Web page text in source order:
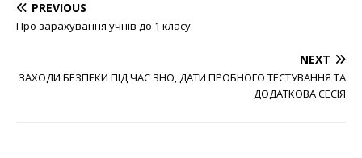
PREVIOUS
Про зарахування учнів до 1 класу
NEXT
ЗАХОДИ БЕЗПЕКИ ПІД ЧАС ЗНО, ДАТИ ПРОБНОГО ТЕСТУВАННЯ ТА
ДОДАТКОВА СЕСІЯ